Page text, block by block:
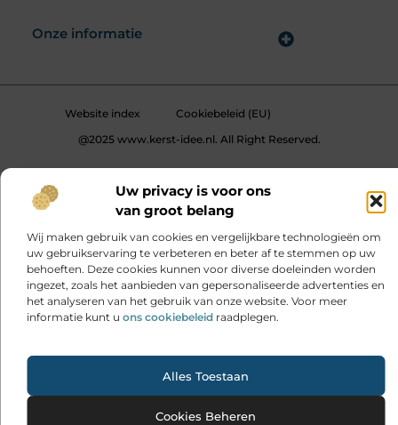
Uw privacy is voor ons
van groot belang
Wij maken gebruik van cookies en vergelijkbare technologieën om
uw gebruikservaring te verbeteren en beter af te stemmen op uw
behoeften. Deze cookies kunnen voor diverse doeleinden worden
ingezet, zoals het aanbieden van gepersonaliseerde advertenties en
het analyseren van het gebruik van onze website. Voor meer
informatie kunt u ons cookiebeleid raadplegen.
Alles Toestaan
Cookies Beheren
Onze informatie
Website index
Cookiebeleid (EU)
@2025 www.kerst-idee.nl. All Right Reserved.